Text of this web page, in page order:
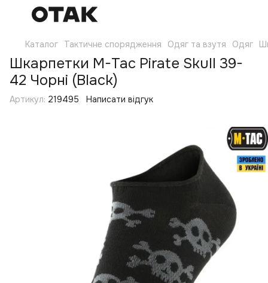
Каталог Тактичне спорядження Одяг та взутя Одяг
Шкарпетки M-Tac Pirate Skull 39-
42 Чорні (Black)
Артикул: 219495 Написати відгук